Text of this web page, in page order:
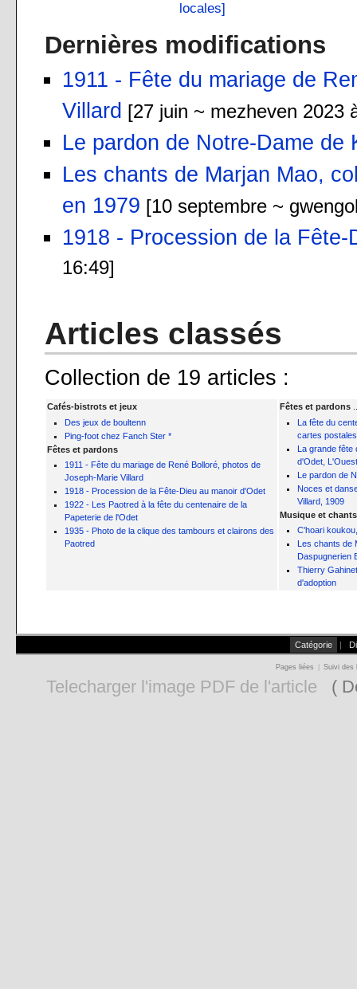
locales]
Dernières modifications
1911 - Fête du mariage de
Villard [27 juin ~ mezheven 2023
Le pardon de Notre-Dame de
Les chants de Marjan Mao,
en 1979 [10 septembre ~
1918 - Procession de la
16:49]
Articles classés
Collection de 19 articles :
Cafés-bistrots et jeux
Des jeux de boultenn
Ping-foot chez Fanch Ster *
Fêtes et pardons
1911 - Fête du mariage de René Bolloré, photos de
Joseph-Marie Villard
1918 - Procession de la Fête-Dieu au manoir d'Odet
1922 - Les Paotred à la fête du centenaire de la
Papeterie de l'Odet
1935 - Photo de la clique des tambours et clairons des
Paotred
Fêtes et pardons
La fête du
cartes
La grande fête
d'Odet,
Le pardon de
Noces et
Villard, 1909
Musique et chants
C'hoari
Les chants
Daspugnerien
Thierry
d'adoption
Catégorie |
Pages liées Suivi des
Telecharger l'image PDF de l'article (